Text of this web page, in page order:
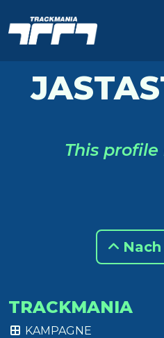
This profile
TRACKMANIA
KAMPAGNE